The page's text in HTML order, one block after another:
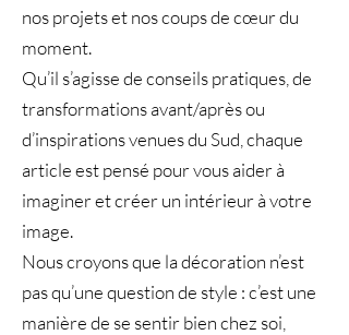
nos projets et nos coups de cœur du
moment.
Qu’il s’agisse de conseils pratiques, de
transformations avant/après ou
d’inspirations venues du Sud, chaque
article est pensé pour vous aider à
imaginer et créer un intérieur à votre
image.
Nous croyons que la décoration n’est
pas qu’une question de style : c’est une
manière de se sentir bien chez soi,